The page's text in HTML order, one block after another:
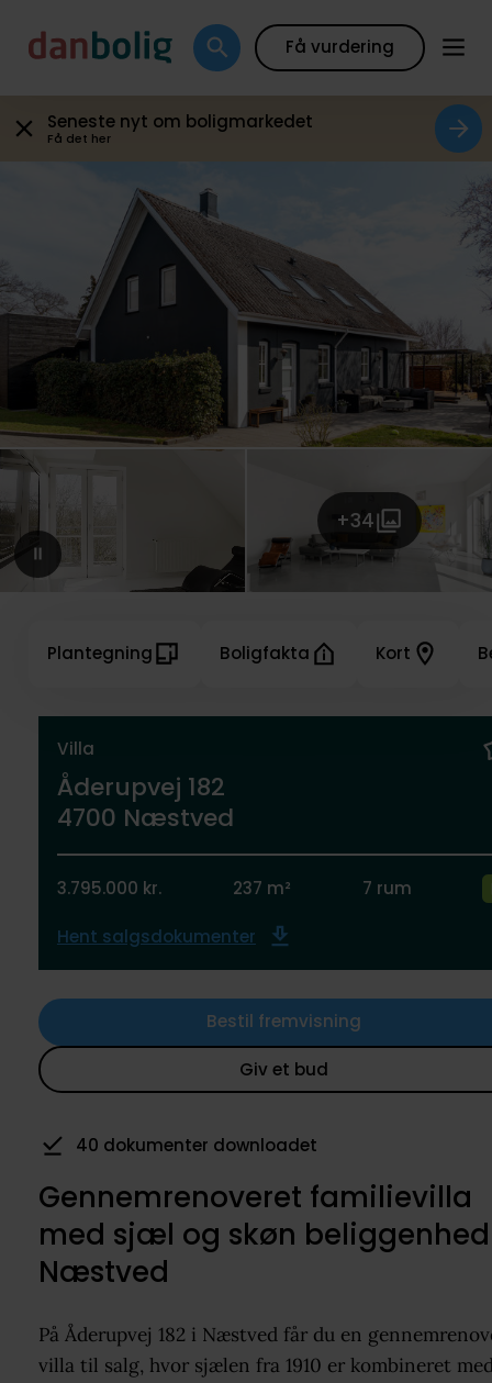
Få vurdering
Seneste nyt om boligmarkedet
Få det her
+34
Villa
Åderupvej 182
4700 Næstved
3.795.000 kr. 237 m² 7 rum
Hent salgsdokumenter
Giv et bud
Bestil fremvisning
Plantegning Boligfakta Kort
40 dokumenter downloadet
Gennemrenoveret familievilla
med sjæl og skøn
Næstved
På Åderupvej 182 i Næstved får du en
villa til salg, hvor sjælen fra 1910 er kombineret
Galleri Plantegning Boligfakta Kort